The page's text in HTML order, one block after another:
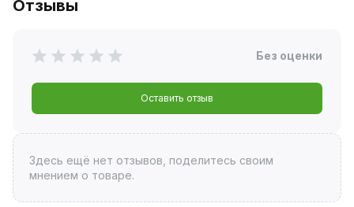
Отзывы
Без оценки
Оставить отзыв
Здесь ещё нет отзывов, поделитесь своим
мнением о товаре.